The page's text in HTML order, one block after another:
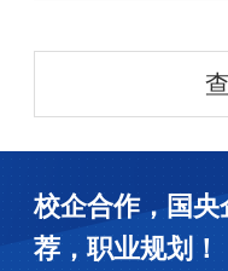
校企合作，国
荐，职业规划！